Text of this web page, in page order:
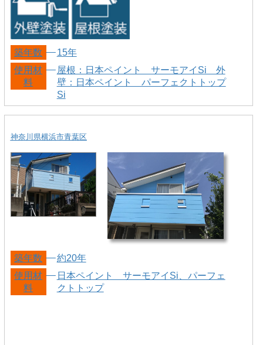
築年数
15年
使用材
料
屋根：日本ペイント サーモアイSi 外
壁：日本ペイント パーフェクトトップ
Si
神奈川県横浜市青葉区
築年数
約20年
使用材
料
日本ペイント サーモアイSi、パーフェ
クトトップ